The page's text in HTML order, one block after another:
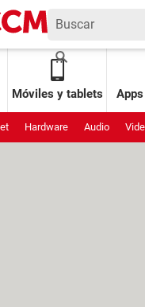
Móviles y tablets
Hardware Audio